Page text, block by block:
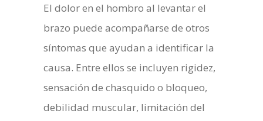
El dolor en el hombro al levantar el
brazo puede acompañarse de otros
síntomas que ayudan a identificar la
causa. Entre ellos se incluyen rigidez,
sensación de chasquido o bloqueo,
debilidad muscular, limitación del